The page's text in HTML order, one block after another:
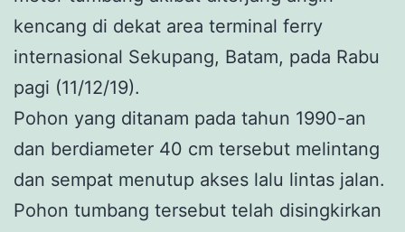
kencang di dekat area terminal ferry
internasional Sekupang, Batam, pada Rabu
pagi (11/12/19).
Pohon yang ditanam pada tahun 1990-an
dan berdiameter 40 cm tersebut melintang
dan sempat menutup akses lalu lintas jalan.
Pohon tumbang tersebut telah disingkirkan